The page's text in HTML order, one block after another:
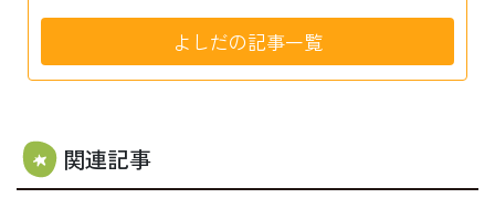
よしだの記事一覧
関連記事